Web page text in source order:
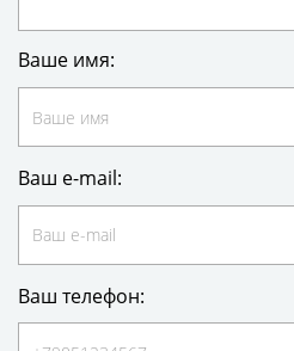
Ваше имя:
Ваш e-mail:
Ваш телефон: